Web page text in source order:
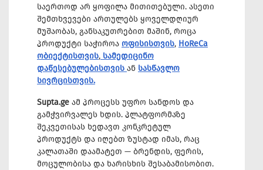
საერთოდ არ ყოფილა მითითებული. ასეთი
შემთხვევები ართულებს ყოველდღიურ
მუშაობას, განსაკუთრებით მაშინ, როცა
პროდუქტი საჭიროა ოფისისთვის, HoReCa
ობიექტისთვის, სამედიცინო
დაწესებულებისთვის ან სასწავლო
სივრცისთვის.
Supta.ge ამ პროცესს უფრო სანდოს და
გამჭვირვალეს ხდის. პლატფორმაზე
შეკვეთისას ხედავთ კონკრეტულ
პროდუქტს და იღებთ ზუსტად იმას, რაც
კალათაში დაამატეთ — ბრენდის, ფერის,
მოცულობისა და ხარისხის შესაბამისობით.